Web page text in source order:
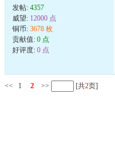
发帖: 4357
威望: 12000 点
铜币: 3678 枚
贡献值: 0 点
好评度: 0 点
<< 1 2 >> [共2页]